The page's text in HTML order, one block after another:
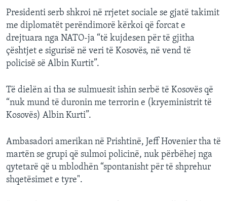
Presidenti serb shkroi në rrjetet sociale se gjatë takimit
me diplomatët perëndimorë kërkoi që forcat e
drejtuara nga NATO-ja “të kujdesen për të gjitha
çështjet e sigurisë në veri të Kosovës, në vend të
policisë së Albin Kurtit”.
Të dielën ai tha se sulmuesit ishin serbë të Kosovës që
“nuk mund të duronin me terrorin e (kryeministrit të
Kosovës) Albin Kurti”.
Ambasadori amerikan në Prishtinë, Jeff Hovenier tha të
martën se grupi që sulmoi policinë, nuk përbëhej nga
qytetarë që u mblodhën “spontanisht për të shprehur
shqetësimet e tyre".